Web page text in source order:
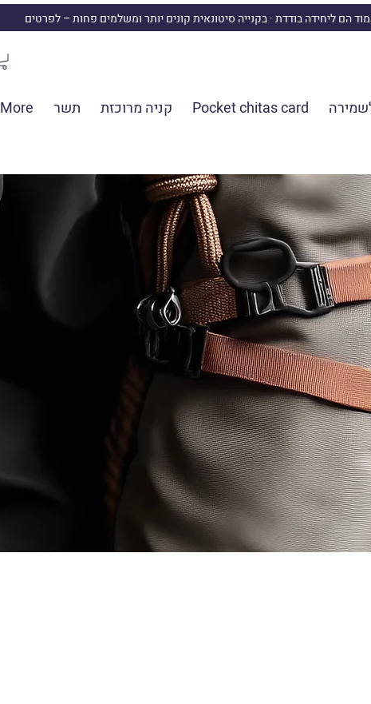
הם ליחידה בודדת · בקנייה סיטונאית קונים יותר ומשלמים פחות – לפרטים
Pocket chitas card קניה מרוכזת תשר More